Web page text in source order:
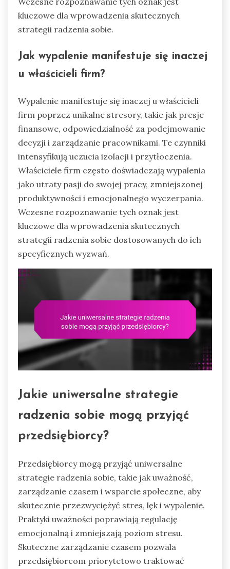
kluczowe dla wprowadzenia skutecznych
strategii radzenia sobie.
Jak wypalenie manifestuje się inaczej
u właścicieli firm?
Wypalenie manifestuje się inaczej u właścicieli
firm poprzez unikalne stresory, takie jak presje
finansowe, odpowiedzialność za podejmowanie
decyzji i zarządzanie pracownikami. Te czynniki
intensyfikują uczucia izolacji i przytłoczenia.
Właściciele firm często doświadczają wypalenia
jako utraty pasji do swojej pracy, zmniejszonej
produktywności i emocjonalnego wyczerpania.
Wczesne rozpoznawanie tych oznak jest
kluczowe dla wprowadzenia skutecznych
strategii radzenia sobie dostosowanych do ich
specyficznych wyzwań.
Jakie uniwersalne strategie
radzenia sobie mogą przyjąć
przedsiębiorcy?
Przedsiębiorcy mogą przyjąć uniwersalne
strategie radzenia sobie, takie jak uważność,
zarządzanie czasem i wsparcie społeczne, aby
skutecznie przezwyciężyć stres, lęk i wypalenie.
Praktyki uważności poprawiają regulację
emocjonalną i zmniejszają poziom stresu.
Skuteczne zarządzanie czasem pozwala
przedsiębiorcom priorytetowo traktować